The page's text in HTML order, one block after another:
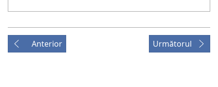
Anterior Următorul